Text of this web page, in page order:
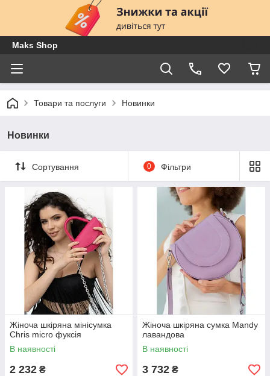
Maks Shop
Товари та послуги Новинки
Новинки
Сортування 0 Фільтри
Жіноча шкіряна мінісумка
Chris micro фуксія
В наявності
2 232 ₴
Жіноча шкіряна сумка Mandy
лавандова
В наявності
3 732 ₴